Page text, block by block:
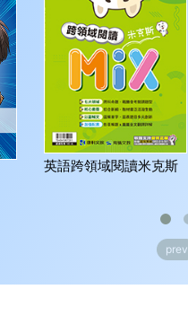
英語跨領域閱讀米克斯
prev